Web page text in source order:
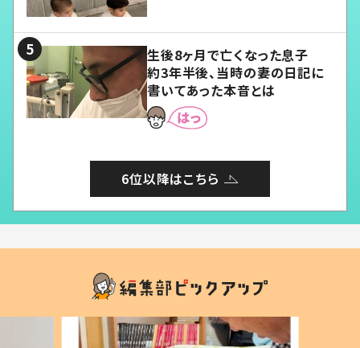
生後8ヶ月で亡くなった息子
約3年半後、当時の妻の日記に
書いてあった本音とは
6位以降はこちら